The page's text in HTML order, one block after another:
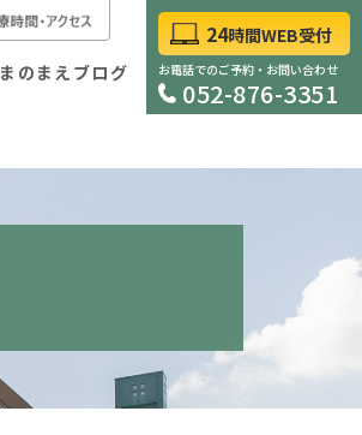
検査について
のまえブログ
24時間WEB受付
お電話でのご予約・お問い合わせ
052-876-3351